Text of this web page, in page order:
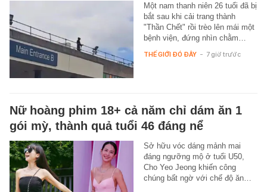
Một nam thanh niên 26 tuổi đã bị
bắt sau khi cải trang thành
"Thần Chết" rồi trèo lên mái một
bệnh viện, đứng nhìn chằm…
THẾ GIỚI ĐÓ ĐÂY - 7 giờ trước
Nữ hoàng phim 18+ cả năm chỉ dám ăn 1
gói mỳ, thành quả tuổi 46 đáng nể
Sở hữu vóc dáng mảnh mai
đáng ngưỡng mộ ở tuổi U50,
Cho Yeo Jeong khiến công
chúng bất ngờ với chế độ ăn…